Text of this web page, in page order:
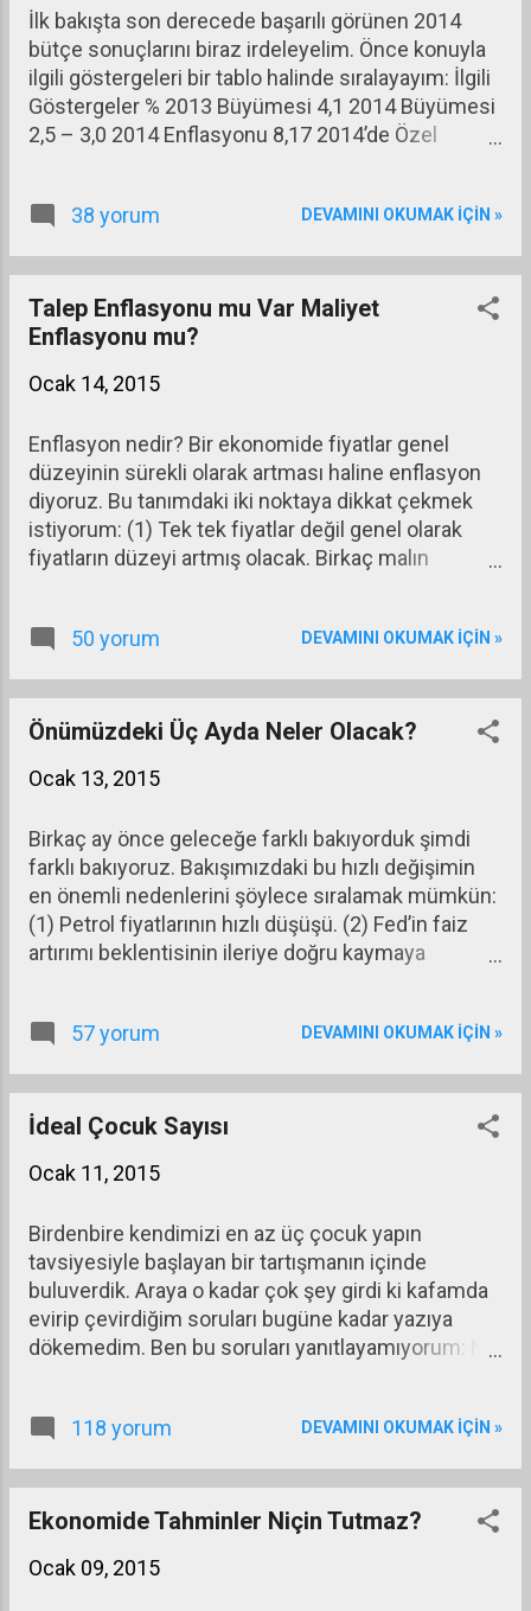
İlk bakışta son derecede başarılı görünen 2014
bütçe sonuçlarını biraz irdeleyelim. Önce konuyla
ilgili göstergeleri bir tablo halinde sıralayayım: İlgili
Göstergeler % 2013 Büyümesi 4,1 2014 Büyümesi
2,5 – 3,0 2014 Enflasyonu 8,17 2014’de Özel
dışındaki diğer gelirler ve bütün giderler açısından
38 yorum DEVAMINI OKUMAK IÇIN »
Talep Enflasyonu mu Var Maliyet
Enflasyonu mu?
Ocak 14, 2015
Enflasyon nedir? Bir ekonomide fiyatlar genel
düzeyinin sürekli olarak artması haline enflasyon
diyoruz. Bu tanımdaki iki noktaya dikkat çekmek
istiyorum: (1) Tek tek fiyatlar değil genel olarak
fiyatların düzeyi artmış olacak. Birkaç malın
artışına enflasyon demiyoruz. Bir ekonomide
soruları doğru yanıtlamak için gereklidir. Enflasyon
iki kökenden beslenebilir: (1) Talep kökenli
50 yorum DEVAMINI OKUMAK IÇIN »
Önümüzdeki Üç Ayda Neler Olacak?
Ocak 13, 2015
Birkaç ay önce geleceğe farklı bakıyorduk şimdi
farklı bakıyoruz. Bakışımızdaki bu hızlı değişimin
en önemli nedenlerini şöylece sıralamak mümkün:
(1) Petrol fiyatlarının hızlı düşüşü. (2) Fed’in faiz
artırımı beklentisinin ileriye doğru kaymaya
genişletme eğiliminde olması.
57 yorum DEVAMINI OKUMAK IÇIN »
İdeal Çocuk Sayısı
Ocak 11, 2015
Birdenbire kendimizi en az üç çocuk yapın
tavsiyesiyle başlayan bir tartışmanın içinde
buluverdik. Araya o kadar çok şey girdi ki kafamda
evirip çevirdiğim soruları bugüne kadar yazıya
dökemedim. Ben bu soruları yanıtlayamıyorum: Ne
kişi çıkardık? Çıkardıklarımıza ne kadar saygı
yaparak toplumdan dışlamadık mı? Ne olacak yani
üç çocuk yapınca? Üçüncü çocuk şair olunca
isteyince deli gözüyle bakmayacak mıyız?
118 yorum DEVAMINI OKUMAK IÇIN »
Ekonomide Tahminler Niçin Tutmaz?
Ocak 09, 2015